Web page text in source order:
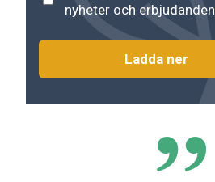
nyheter och erbjudanden